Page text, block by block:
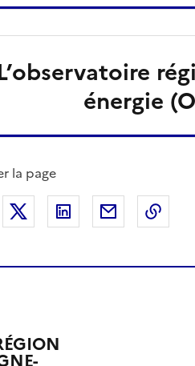
énergie
la page
Partager sur Facebook
Partager sur XPartager surPartager